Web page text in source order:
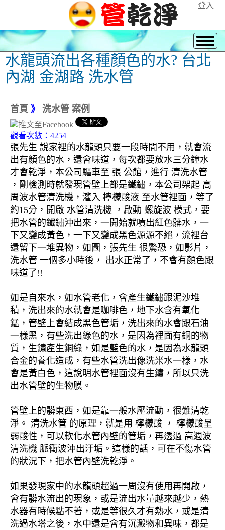
登入
水龍頭流出各種顏色的水? 台北
內湖 金湖路 洗水管
首頁 》 洗水管 案例
觀看次數：4254
張先生 說家裡的水龍頭只要一段時間不用，就會流
出有顏色的水，還會味道，每次都要放水三分鐘水
才會乾淨，本公司驅車至 張 公館，進行 清洗水管
，剛檢測時就發現管壁上都是鐵鏽，本公司架起 高
周波水管清洗機，灌入 檸檬酸液 至水管裡面，等了
約15分，開啟 水管清洗機 ，啟動 螺旋波 模式，要
把水管的鐵鏽沖出來，一開始就噴出紅色髒水，一
下又變成黃色，一下又變成黑色源源不絕，流裡台
還留下一堆異物，如圖，張先生 很驚恐，如影片，
洗水管 一個多小時後， 出水正常了，不會有顏色跟
味道了!!
如是自來水，如水管老化，會產生鐵鏽跟泥沙堆
積，洗出來的水就會是咖啡色，地下水含有氧化
錳，管壁上會結成黑色管垢，洗出來的水會跟石油
一樣黑，有些洗出綠色的水，是因為裡面有銅的物
質，生鏽產生銅綠，如是藍色的水，是因為水龍頭
合金的養化造成，有些水管洗出像洗米水一樣，水
會是黃白色，這說明水管裡面沒有生鏽，所以只洗
出水管壁的生物膜。
管壁上的髒東西，如是靠一般水壓流動，很難清乾
淨。 清洗水管 的原理，就是用 檸檬酸 ， 檸檬酸呈
弱酸性，可以軟化水管內壁的管垢，再透過 高週波
清洗機 脈衝波沖出汙垢。這樣的話，可在不傷水管
的狀況下，把水管內壁洗乾淨。
如果發現家中的水龍頭超過一周沒有使用再開啟，
會有髒水流出的現象，或是流出水量越來越少，熱
水器有時候點不著，或是等很久才有熱水，或是清
洗過水塔之後，水中還是會有沉澱物和異味，都是